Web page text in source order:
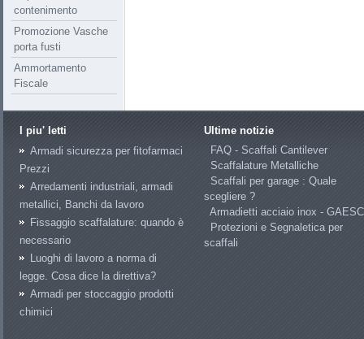
contenimento
Promozione Vasche
porta fusti
Ammortamento
Fiscale
I piu' letti
Armadi sicurezza per fitofarmaci
Prezzi
Arredamenti industriali, armadi
metallici, Banchi da lavoro
Fissaggio scaffalature: quando è
necessario
Luoghi di lavoro a norma di
legge. Cosa dice la direttiva?
Armadi per stoccaggio prodotti
chimici
Ultime notizie
FAQ - Scaffali Cantilever
Scaffalature Metalliche
Scaffali per garage : Quale
scegliere ?
Armadietti acciaio inox -
Protezioni e Segnaletica per
scaffali